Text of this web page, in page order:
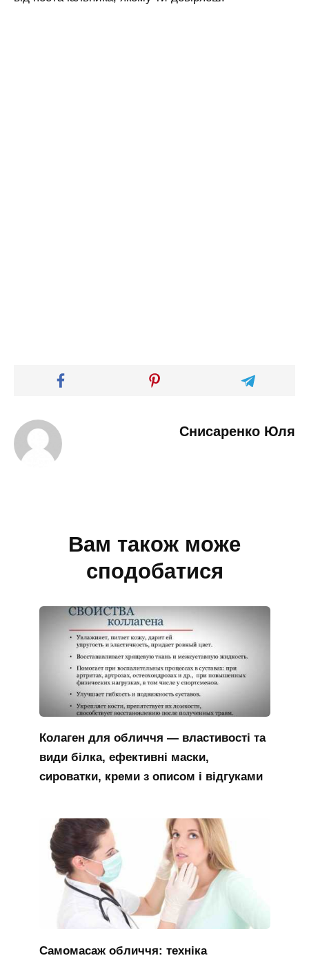
Снисаренко Юля
Вам також може
сподобатися
Колаген для обличчя — властивості та
види білка, ефективні маски,
сироватки, креми з описом і відгуками
Самомасаж обличчя: техніка